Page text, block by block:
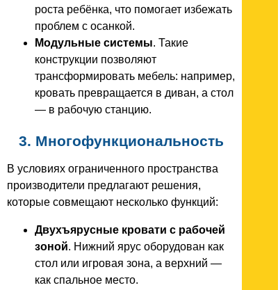
роста ребёнка, что помогает избежать
проблем с осанкой.
Модульные системы. Такие
конструкции позволяют
трансформировать мебель: например,
кровать превращается в диван, а стол
— в рабочую станцию.
3. Многофункциональность
В условиях ограниченного пространства
производители предлагают решения,
которые совмещают несколько функций:
Двухъярусные кровати с рабочей
зоной. Нижний ярус оборудован как
стол или игровая зона, а верхний —
как спальное место.